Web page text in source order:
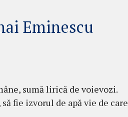
Eminescu
sumă lirică de voievozi.
fie izvorul de apă vie de care